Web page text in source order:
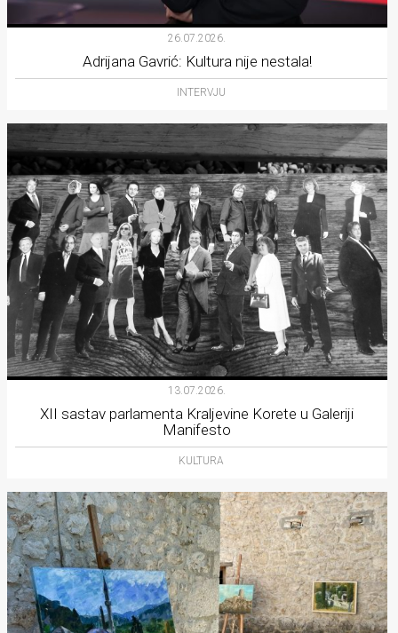
26.07.2026.
Adrijana Gavrić: Kultura nije nestala!
INTERVJU
13.07.2026.
XII sastav parlamenta Kraljevine Korete u Galeriji
Manifesto
KULTURA